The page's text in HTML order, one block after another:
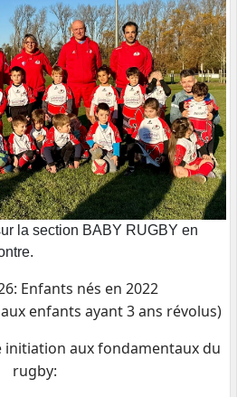
la section BABY RUGBY en
Enfants nés en 2022
enfants ayant 3 ans révolus)
initiation aux fondamentaux du
rugby: